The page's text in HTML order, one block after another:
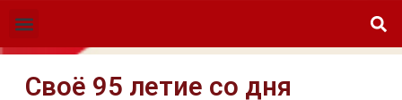
Своё 95 летие со дня